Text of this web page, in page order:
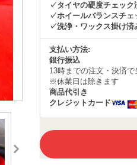
✓タイヤの硬度チェック
✓ホイールバランスチェ
✓洗浄・ワックス掛け済
支払い方法:
銀行振込
13時までの注文・決済で
※休業日は除きます
商品代引き
クレジットカード